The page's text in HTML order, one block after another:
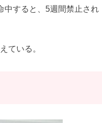
中すると、5週間禁止され
ている。